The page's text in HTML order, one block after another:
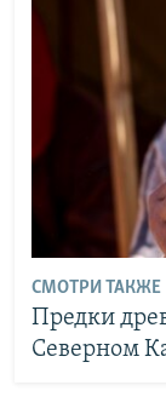
СМОТРИ ТАКЖЕ
Предки
Северном